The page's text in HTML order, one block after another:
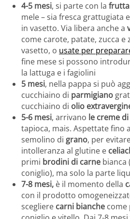
4-5 mesi, si parte con la frutta
mele – sia fresca grattugiata
in vasetto. Via libera anche a
come carote, patate, zucca e
vasetto, o usate per
fine mese si possono
la lattuga e i fagiolini
5 mesi, nella pappa si può
cucchiaino di parmigiano
cucchiaino di olio
5-6 mesi, arrivano le creme
tapioca, mais. Aspettate fino
semolino di grano, per
intolleranza al glutine e
primi brodini di carne bianca
coniglio), ma solo la parte
7-8 mesi, è il momento della
con il prodotto
scegliere carni bianche come